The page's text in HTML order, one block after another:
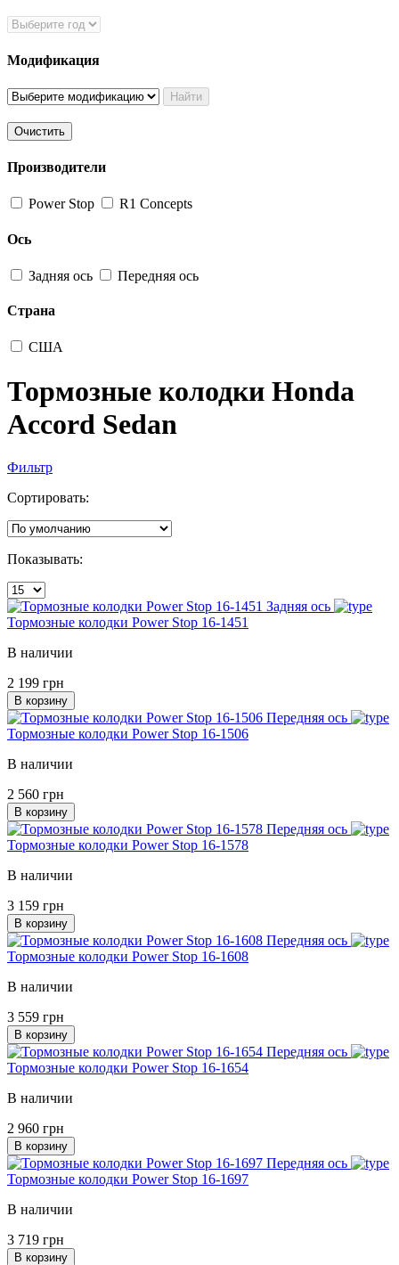
Модификация
Найти
Очистить
Производители
Power Stop R1 Concepts
Ось
Задняя ось Передняя ось
Страна
США
Тормозные колодки Honda
Accord Sedan
Фильтр
Сортировать:
Показывать:
Задняя ось
Тормозные колодки Power Stop 16-1451
В наличии
2 199 грн
В корзину
Передняя ось
Тормозные колодки Power Stop 16-1506
В наличии
2 560 грн
В корзину
Передняя ось
Тормозные колодки Power Stop 16-1578
В наличии
3 159 грн
В корзину
Передняя ось
Тормозные колодки Power Stop 16-1608
В наличии
3 559 грн
В корзину
Передняя ось
Тормозные колодки Power Stop 16-1654
В наличии
2 960 грн
В корзину
Передняя ось
Тормозные колодки Power Stop 16-1697
В наличии
3 719 грн
В корзину